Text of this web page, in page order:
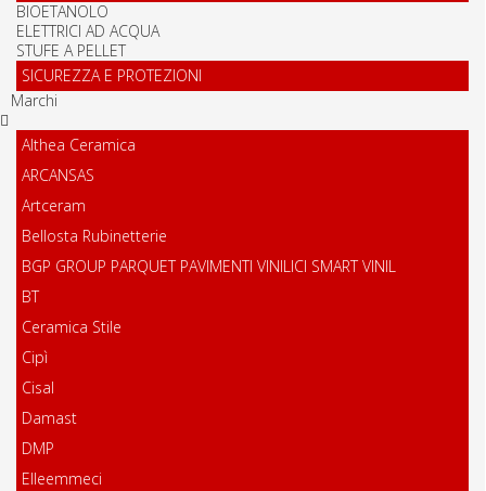
BIOETANOLO
ELETTRICI AD ACQUA
STUFE A PELLET
SICUREZZA E PROTEZIONI
Marchi
Althea Ceramica
ARCANSAS
Artceram
Bellosta Rubinetterie
BGP GROUP PARQUET PAVIMENTI VINILICI SMART VINIL
BT
Ceramica Stile
Cipì
Cisal
Damast
DMP
Elleemmeci